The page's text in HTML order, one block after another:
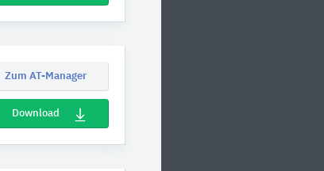
Zum AT-Manager
Download